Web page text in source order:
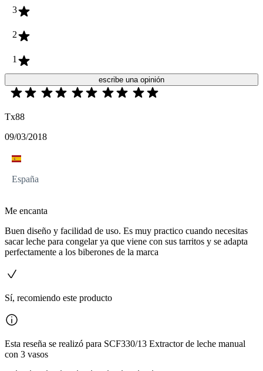
3
2
1
escribe una opinión
Tx88
09/03/2018
España
Me encanta
Buen diseño y facilidad de uso. Es muy practico cuando necesitas
sacar leche para congelar ya que viene con sus tarritos y se adapta
perfectamente a los biberones de la marca
Sí, recomiendo este producto
Esta reseña se realizó para SCF330/13 Extractor de leche manual
con 3 vasos